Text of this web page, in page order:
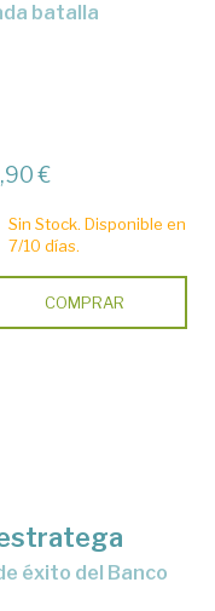
€
Sin Stock. Disponible en
7/10 días.
COMPRAR